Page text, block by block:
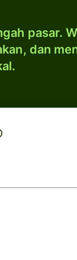
pasar.
dan